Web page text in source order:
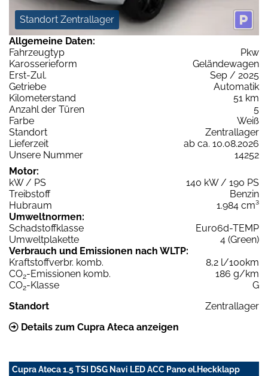
Standort Zentrallager
Allgemeine Daten:
Fahrzeugtyp
Pkw
Karosserieform
Geländewagen
Erst-Zul.
Sep / 2025
Getriebe
Automatik
Kilometerstand
51 km
Anzahl der Türen
5
Farbe
Weiß
Standort
Zentrallager
Lieferzeit
ab ca. 10.08.2026
Unsere Nummer
14252
Motor:
kW / PS
140 kW / 190 PS
Treibstoff
Benzin
Hubraum
1.984 cm³
Umweltnormen:
Schadstoffklasse
Euro6d-TEMP
Umweltplakette
4 (Green)
Verbrauch und Emissionen nach WLTP:
Kraftstoffverbr. komb.
8,2 l/100km
CO2-Emissionen komb.
186 g/km
CO2-Klasse
G
Standort
Zentrallager
Details zum Cupra Ateca anzeigen
Cupra Ateca 1.5 TSI DSG Navi LED ACC Pano el.Heckklapp